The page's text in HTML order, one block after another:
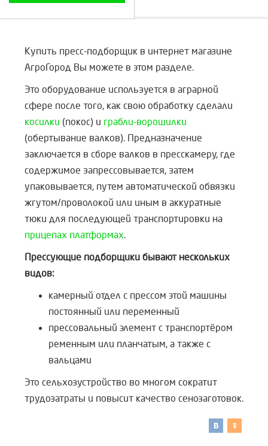
Купить пресс-подборщик в интернет магазине
АгроГород Вы можете в этом разделе.
Это оборудование используется в аграрной
сфере после того, как свою обработку сделали
косилки (покос) и грабли-ворошилки
(обертывание валков). Предназначение
заключается в сборе валков в пресскамеру, где
содержимое запрессовывается, затем
упаковывается, путем автоматической обвязки
жгутом/проволокой или иным в аккуратные
тюки для последующей транспортировки на
прицепах платформах.
Прессующие подборщики бывают нескольких
видов:
камерный отдел с прессом этой машины
постоянный или переменный
прессовальный элемент с транспортёром
ременным или планчатым, а также с
вальцами
Это сельхозустройство во многом сократит
трудозатраты и повысит качество сенозаготовок.